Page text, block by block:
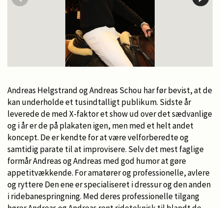
Andreas Helgstrand og Andreas Schou har før bevist, at de
kan underholde et tusindtalligt publikum. Sidste år
leverede de med X-faktor et show ud over det sædvanlige
og i år er de på plakaten igen, men med et helt andet
koncept. De er kendte for at være velforberedte og
samtidig parate til at improvisere. Selv det mest faglige
formår Andreas og Andreas med god humor at gøre
appetitvækkende. For amatører og professionelle, avlere
og ryttere Den ene er specialiseret i dressur og den anden
i ridebanespringning. Med deres professionelle tilgang